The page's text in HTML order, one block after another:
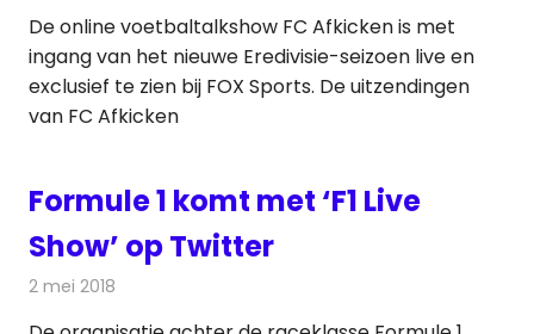
De online voetbaltalkshow FC Afkicken is met
ingang van het nieuwe Eredivisie-seizoen live en
exclusief te zien bij FOX Sports. De uitzendingen
van FC Afkicken
Formule 1 komt met ‘F1 Live
Show’ op Twitter
2 mei 2018